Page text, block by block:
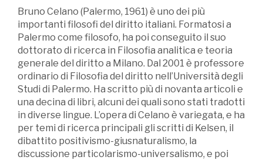
Bruno Celano (Palermo, 1961) è uno dei più
importanti filosofi del diritto italiani. Formatosi a
Palermo come filosofo, ha poi conseguito il suo
dottorato di ricerca in Filosofia analitica e teoria
generale del diritto a Milano. Dal 2001 è professore
ordinario di Filosofia del diritto nell’Università degli
Studi di Palermo. Ha scritto più di novanta articoli e
una decina di libri, alcuni dei quali sono stati tradotti
in diverse lingue. L’opera di Celano è variegata, e ha
per temi di ricerca principali gli scritti di Kelsen, il
dibattito positivismo-giusnaturalismo, la
discussione particolarismo-universalismo, e poi